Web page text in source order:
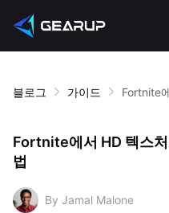
블로그 가이드
Fortnite에서 HD 텍스
법
By Jamal Malone